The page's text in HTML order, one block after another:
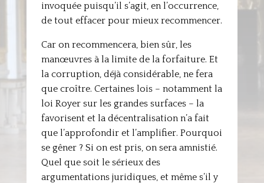
invoquée puisqu’il s’agit, en l’occurrence,
de tout effacer pour mieux recommencer.
Car on recommencera, bien sûr, les
manœuvres à la limite de la forfaiture. Et
la corruption, déjà considérable, ne fera
que croître. Certaines lois – notamment la
loi Royer sur les grandes surfaces – la
favorisent et la décentralisation n’a fait
que l’approfondir et l’amplifier. Pourquoi
se gêner ? Si on est pris, on sera amnistié.
Quel que soit le sérieux des
argumentations juridiques, et même s’il y